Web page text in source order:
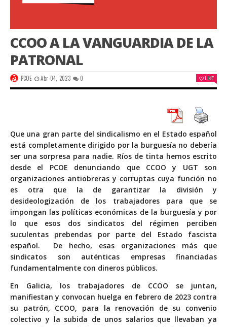
CCOO A LA VANGUARDIA DE LA
PATRONAL
PCOE Abr 04, 2023 0 LIKE
Que una gran parte del sindicalismo en el Estado español
está completamente dirigido por la burguesía no debería
ser una sorpresa para nadie. Ríos de tinta hemos escrito
desde el PCOE denunciando que CCOO y UGT son
organizaciones antiobreras y corruptas cuya función no
es otra que la de garantizar la división y
desideologización de los trabajadores para que se
impongan las políticas económicas de la burguesía y por
lo que esos dos sindicatos del régimen perciben
suculentas prebendas por parte del Estado fascista
español. De hecho, esas organizaciones más que
sindicatos son auténticas empresas financiadas
fundamentalmente con dineros públicos.
En Galicia, los trabajadores de CCOO se juntan,
manifiestan y convocan huelga en febrero de 2023 contra
su patrón, CCOO, para la renovación de su convenio
colectivo y la subida de unos salarios que llevaban ya